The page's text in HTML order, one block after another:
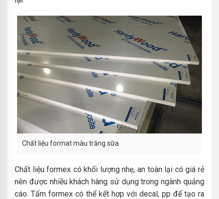
Chất liệu format màu trắng sữa
Chất liệu formex có khối lượng nhẹ, an toàn lại có giá rẻ
nên được nhiều khách hàng sử dụng trong ngành quảng
cáo. Tấm formex có thể kết hợp với decal, pp để tạo ra